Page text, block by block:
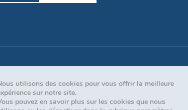
utilisons des cookies pour vous offrir la meilleure
sur notre site.
pouvez en savoir plus sur les cookies que nous